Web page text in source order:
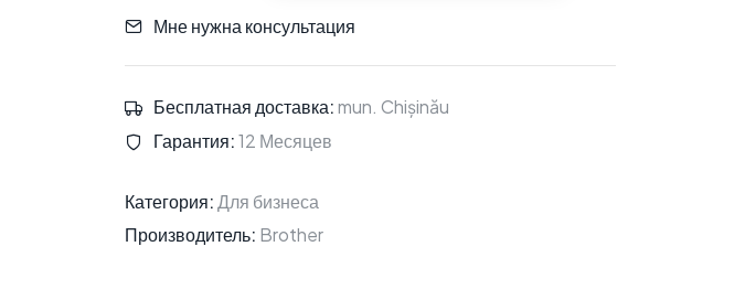
Мне нужна консультация
Бесплатная доставка:mun. Chișinău
Гарантия:12 Месяцев
Категория:Для бизнеса
Производитель: Brother